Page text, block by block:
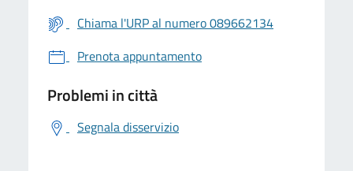
Chiama l'URP al numero 089662134
Prenota appuntamento
Problemi in città
Segnala disservizio